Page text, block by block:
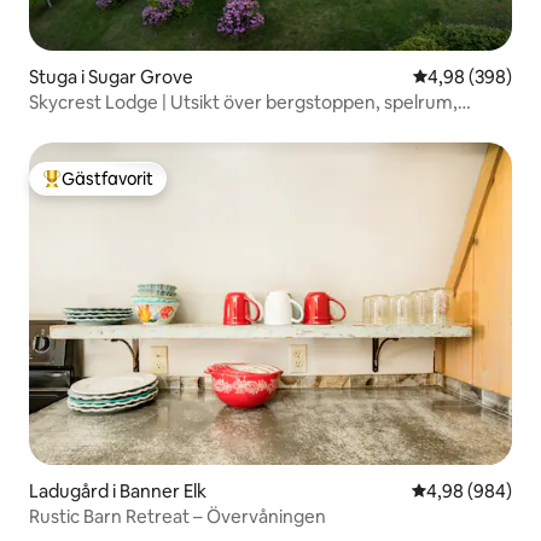
Stuga i Sugar Grove 4,98 av 5 i
4,98 (398)
Skycrest Lodge | Utsikt över bergstoppen, spelrum,
Populär gästfavorit
Gästfavorit
Ladugård i Banner Elk 4,98 av 5 i
4,98 (984)
Rustic Barn Retreat – Övervåningen